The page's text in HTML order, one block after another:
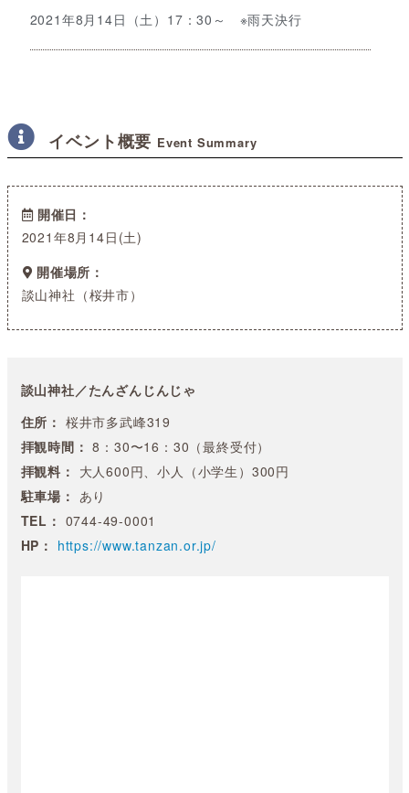
2021年8月14日（土）17：30～ ※雨天決行
イベント概要 Event Summary
開催日
2021年8月14日(土)
開催場所
談山神社（桜井市）
談山神社／たんざんじんじゃ
住所： 桜井市多武峰319
拝観時間： 8：30〜16：30（最終受付）
拝観料： 大人600円、小人（小学生）300円
駐車場： あり
TEL： 0744-49-0001
HP： https://www.tanzan.or.jp/